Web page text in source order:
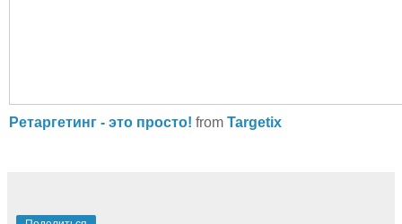
Ретаргетинг - это просто! from Targetix